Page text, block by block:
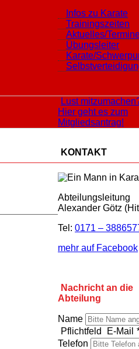
Infos zu Karate
Trainingszeiten
Aktuelles/
Übungsleiter
Karate/
Lust
Hier geht es zum
Mitgliedsantrag!
KONTAKT
Abteilungsleitung
Alexander Götz
Tel: 0171 –
mehr auf Facebook
Nachricht an die
Abteilung
Name
Pflichtfeld
E-Mail
Telefon